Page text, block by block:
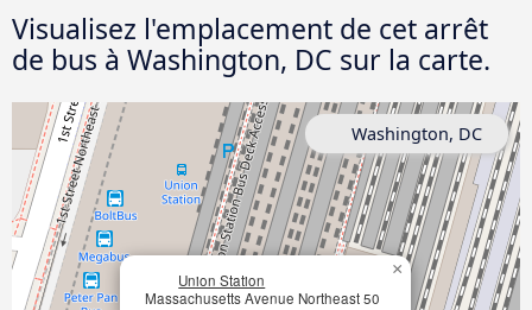
Visualisez l'emplacement de cet arrêt
de bus à Washington, DC sur la carte.
Union Station
Massachusetts Avenue Northeast 50
×
Washington, DC